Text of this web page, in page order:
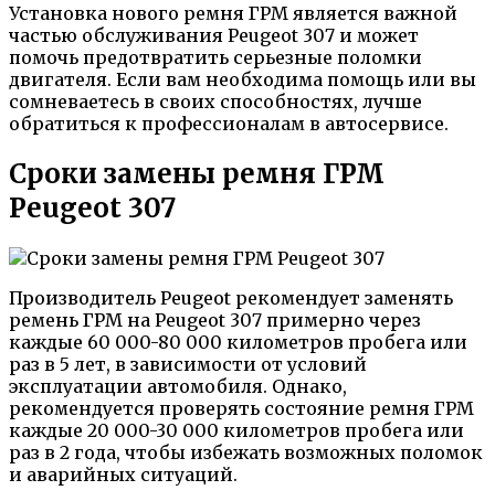
Установка нового ремня ГРМ является важной
частью обслуживания Peugeot 307 и может
помочь предотвратить серьезные поломки
двигателя. Если вам необходима помощь или вы
сомневаетесь в своих способностях, лучше
обратиться к профессионалам в автосервисе.
Сроки замены ремня ГРМ
Peugeot 307
Производитель Peugeot рекомендует заменять
ремень ГРМ на Peugeot 307 примерно через
каждые 60 000-80 000 километров пробега или
раз в 5 лет, в зависимости от условий
эксплуатации автомобиля. Однако,
рекомендуется проверять состояние ремня ГРМ
каждые 20 000-30 000 километров пробега или
раз в 2 года, чтобы избежать возможных поломок
и аварийных ситуаций.